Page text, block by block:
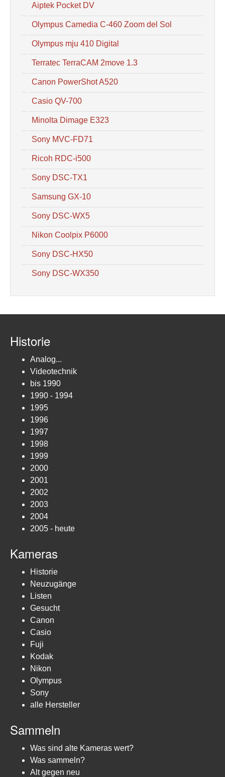
Aiptek Pocket DV
Olympus Camedia C-460 Zoom del Sol
Olympus mju 410 Digital
Terratec TerraCAM 2move 1.3
Canon PowerShot A520
Casio QV-700
Minolta Dimage E323
Sony MVC-FD71
Ricoh RDC-i500
Sony DSC-TX1
Samsung GX-10
Sony DSC-WX5
Nikon Coolpix P6000
Sony DSC-HX50
Sony DSC-WX350
Historie
Analog...
Videotechnik
bis 1990
1990 - 1994
1995
1996
1997
1998
1999
2000
2001
2002
2003
2004
2005 - heute
Kameras
Historie
Neuzugänge
Listen
Gesucht
Canon
Casio
Fuji
Kodak
Nikon
Olympus
Sony
alle Hersteller
Sammeln
Was sind alte Kameras wert?
Was sammeln?
Alt gegen neu